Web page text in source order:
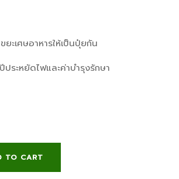
ะเศษอาหารให้เป็นปุ๋ยกัน
ระหยัดไฟและค่าบำรุงรักษา
TO CART